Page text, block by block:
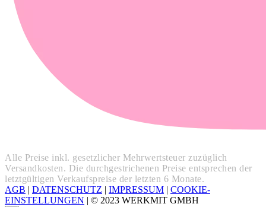
Alle Preise inkl. gesetzlicher Mehrwertsteuer zuzüglich
Versandkosten. Die durchgestrichenen Preise entsprechen der
letztgültigen Verkaufspreise der letzten 6 Monate.
AGB | DATENSCHUTZ | IMPRESSUM | COOKIE-
EINSTELLUNGEN | © 2023 WERKMIT GMBH